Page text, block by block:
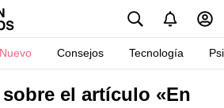
Nuevo Consejos Tecnología
el artículo «En